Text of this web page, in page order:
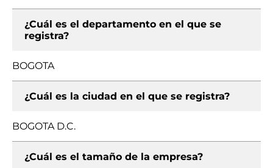
¿Cuál es el departamento en el que se
registra?
BOGOTA
¿Cuál es la ciudad en el que se registra?
BOGOTA D.C.
¿Cuál es el tamaño de la empresa?